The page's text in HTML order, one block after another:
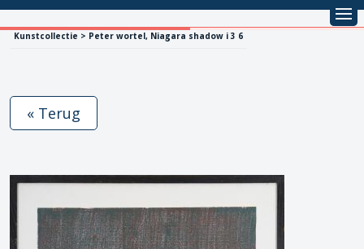
Kunstcollectie > Peter wortel, Niagara shadow i 3 6
« Terug